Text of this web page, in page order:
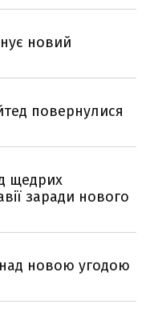
новий
повернулися
щедрих
заради нового
новою угодою